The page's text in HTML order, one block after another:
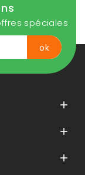
spéciales


